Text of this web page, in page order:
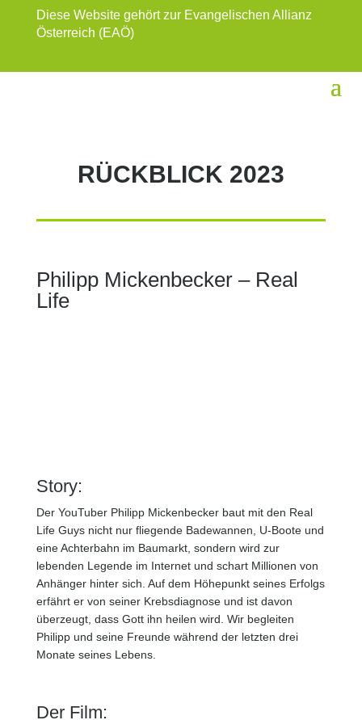
Diese Website gehört zur Evangelischen Allianz
Österreich (EAÖ)
RÜCKBLICK 2023
Philipp Mickenbecker – Real
Life
Story:
Der YouTuber Philipp Mickenbecker baut mit den Real
Life Guys nicht nur fliegende Badewannen, U-Boote und
eine Achterbahn im Baumarkt, sondern wird zur
lebenden Legende im Internet und schart Millionen von
Anhänger hinter sich. Auf dem Höhepunkt seines Erfolgs
erfährt er von seiner Krebsdiagnose und ist davon
überzeugt, dass Gott ihn heilen wird. Wir begleiten
Philipp und seine Freunde während der letzten drei
Monate seines Lebens.
Der Film: